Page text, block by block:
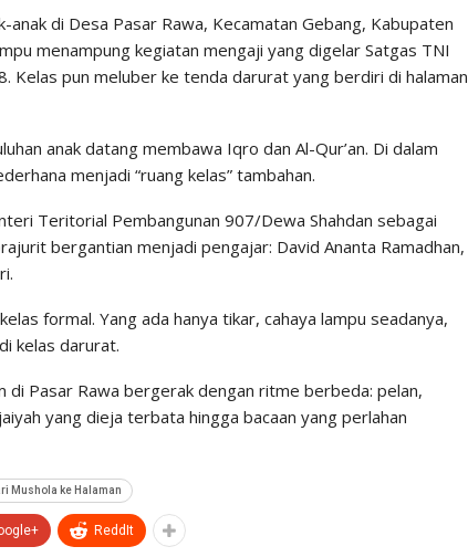
anak di Desa Pasar Rawa, Kecamatan Gebang, Kabupaten
menampung kegiatan mengaji yang digelar Satgas TNI
Kelas pun meluber ke tenda darurat yang berdiri di halaman
anak datang membawa Iqro dan Al-Qur’an. Di dalam
menjadi “ruang kelas” tambahan.
Teritorial Pembangunan 907/Dewa Shahdan sebagai
bergantian menjadi pengajar: David Ananta Ramadhan,
formal. Yang ada hanya tikar, cahaya lampu seadanya,
kelas darurat.
di Pasar Rawa bergerak dengan ritme berbeda: pelan,
yang dieja terbata hingga bacaan yang perlahan
Mushola ke Halaman
ReddIt